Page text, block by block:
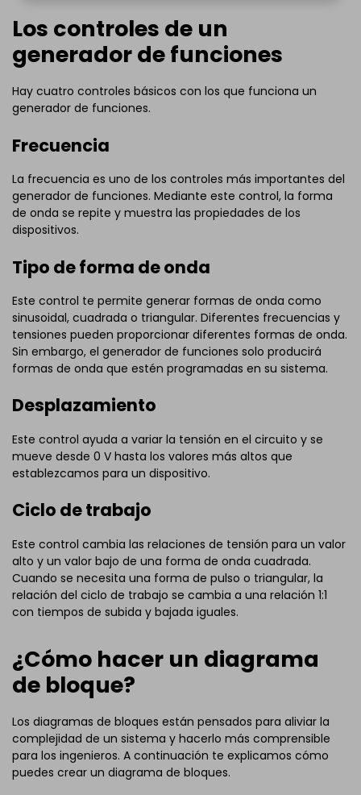
Los controles de un
generador de funciones
Hay cuatro controles básicos con los que funciona un
generador de funciones.
Frecuencia
La frecuencia es uno de los controles más importantes del
generador de funciones. Mediante este control, la forma
de onda se repite y muestra las propiedades de los
dispositivos.
Tipo de forma de onda
Este control te permite generar formas de onda como
sinusoidal, cuadrada o triangular. Diferentes frecuencias y
tensiones pueden proporcionar diferentes formas de onda.
Sin embargo, el generador de funciones solo producirá
formas de onda que estén programadas en su sistema.
Desplazamiento
Este control ayuda a variar la tensión en el circuito y se
mueve desde 0 V hasta los valores más altos que
establezcamos para un dispositivo.
Ciclo de trabajo
Este control cambia las relaciones de tensión para un valor
alto y un valor bajo de una forma de onda cuadrada.
Cuando se necesita una forma de pulso o triangular, la
relación del ciclo de trabajo se cambia a una relación 1:1
con tiempos de subida y bajada iguales.
¿Cómo hacer un diagrama
de bloque?
Los diagramas de bloques están pensados para aliviar la
complejidad de un sistema y hacerlo más comprensible
para los ingenieros. A continuación te explicamos cómo
puedes crear un diagrama de bloques.